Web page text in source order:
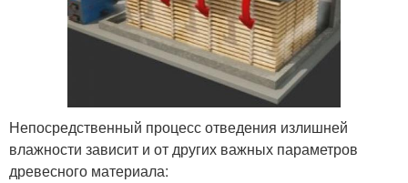
Непосредственный процесс отведения излишней
влажности зависит и от других важных параметров
древесного материала: